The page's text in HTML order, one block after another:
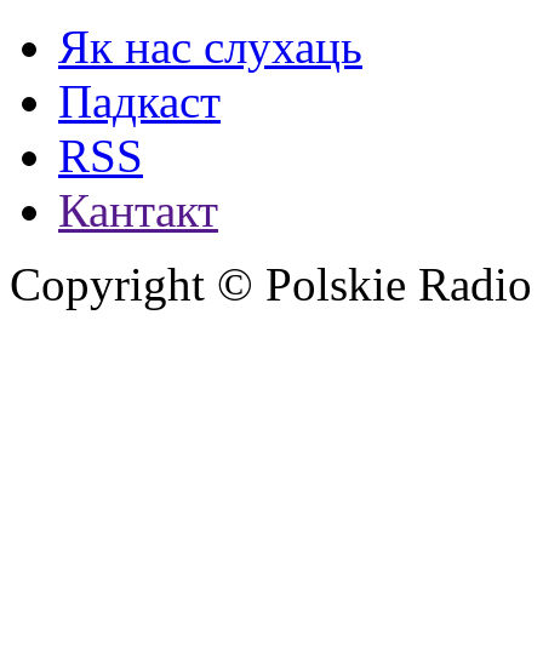
Як нас слухаць
Падкаст
RSS
Кантакт
Copyright © Polskie